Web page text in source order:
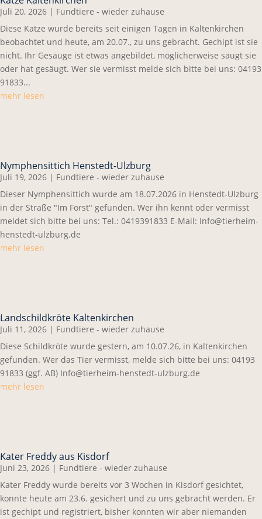
Juli 20, 2026 | Fundtiere - wieder zuhause
Diese Katze wurde bereits seit einigen Tagen in Kaltenkirchen
beobachtet und heute, am 20.07., zu uns gebracht. Gechipt ist sie
nicht. Ihr Gesäuge ist etwas angebildet, möglicherweise säugt sie
oder hat gesäugt. Wer sie vermisst melde sich bitte bei uns: 04193
91833...
mehr lesen
Nymphensittich Henstedt-Ulzburg
Juli 19, 2026 | Fundtiere - wieder zuhause
Dieser Nymphensittich wurde am 18.07.2026 in Henstedt-Ulzburg
in der Straße "Im Forst" gefunden. Wer ihn kennt oder vermisst
meldet sich bitte bei uns: Tel.: 0419391833 E-Mail: Info@tierheim-
henstedt-ulzburg.de
mehr lesen
Landschildkröte Kaltenkirchen
Juli 11, 2026 | Fundtiere - wieder zuhause
Diese Schildkröte wurde gestern, am 10.07.26, in Kaltenkirchen
gefunden. Wer das Tier vermisst, melde sich bitte bei uns: 04193
91833 (ggf. AB) Info@tierheim-henstedt-ulzburg.de
mehr lesen
Kater Freddy aus Kisdorf
Juni 23, 2026 | Fundtiere - wieder zuhause
Kater Freddy wurde bereits vor 3 Wochen in Kisdorf gesichtet,
konnte heute am 23.6. gesichert und zu uns gebracht werden. Er
ist gechipt und registriert, bisher konnten wir aber niemanden